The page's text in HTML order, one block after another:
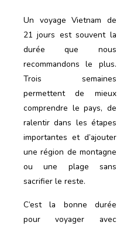
Un voyage Vietnam de
21 jours est souvent la
durée que nous
recommandons le plus.
Trois semaines
permettent de mieux
comprendre le pays, de
ralentir dans les étapes
importantes et d’ajouter
une région de montagne
ou une plage sans
sacrifier le reste.
C’est la bonne durée
pour voyager avec